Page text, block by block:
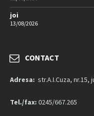
joi
13/08/2026
CONTACT
Adresa: str.A.I.Cuza,
Tel./fax: 0245/667.265